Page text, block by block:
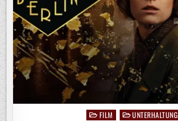
Posted
FILM UNTERHALTUNG